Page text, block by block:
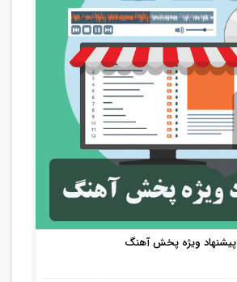
پیشنهاد ویژه پخش آهنگ